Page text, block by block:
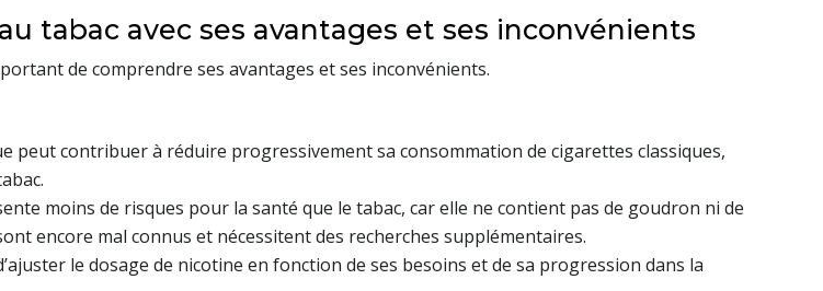
tabac avec ses avantages et ses inconvénients
de comprendre ses avantages et ses inconvénients.
peut contribuer à réduire progressivement sa consommation de cigarettes classiques,
moins de risques pour la santé que le tabac, car elle ne contient pas de goudron ni de
encore mal connus et nécessitent des recherches supplémentaires.
le dosage de nicotine en fonction de ses besoins et de sa progression dans la